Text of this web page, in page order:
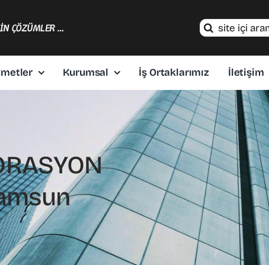
ÇÖZÜMLER …
Search
Kurumsal İş Ortaklarımız İletişim